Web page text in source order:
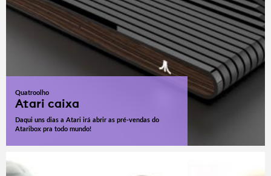
Quatroolho
Atari caixa
Daqui uns dias a Atari irá abrir as pré-vendas do
Ataribox pra todo mundo!